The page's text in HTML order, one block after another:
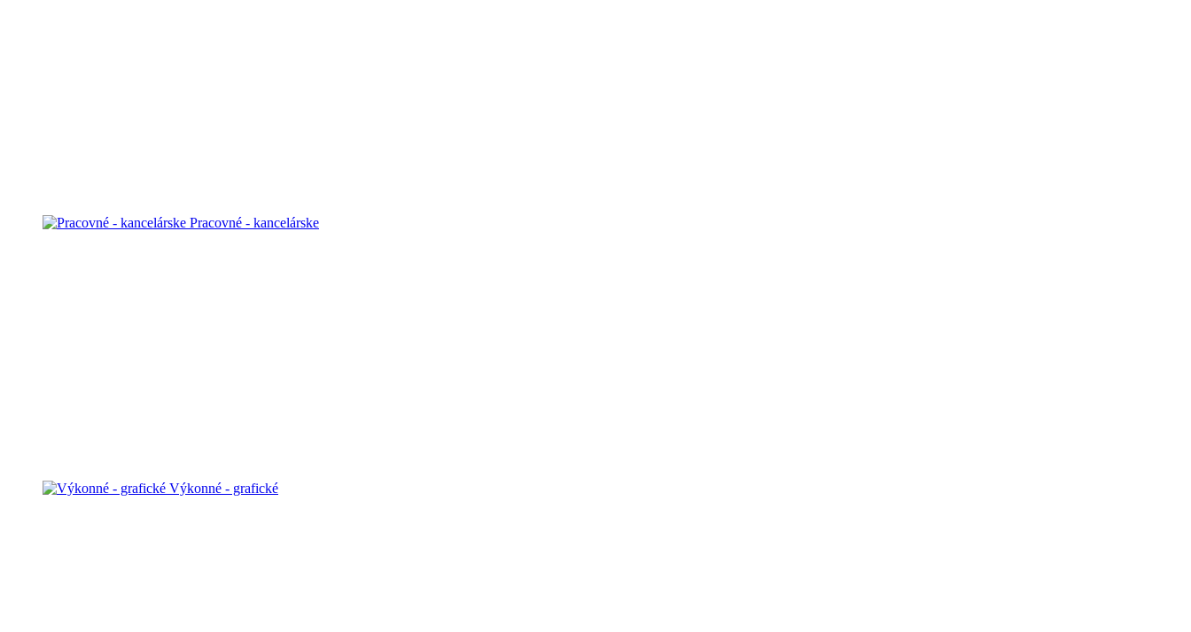
Pracovné - kancelárske
Výkonné - grafické